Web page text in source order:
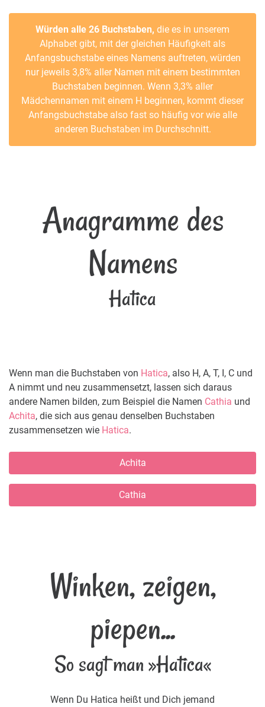
Würden alle 26 Buchstaben, die es in unserem
Alphabet gibt, mit der gleichen Häufigkeit als
Anfangsbuchstabe eines Namens auftreten, würden
nur jeweils 3,8% aller Namen mit einem bestimmten
Buchstaben beginnen. Wenn 3,3% aller
Mädchennamen mit einem H beginnen, kommt dieser
Anfangsbuchstabe also fast so häufig vor wie alle
anderen Buchstaben im Durchschnitt.
Anagramme des
Namens
Hatica
Wenn man die Buchstaben von Hatica, also H, A, T, I, C und
A nimmt und neu zusammensetzt, lassen sich daraus
andere Namen bilden, zum Beispiel die Namen Cathia und
Achita, die sich aus genau denselben Buchstaben
zusammensetzen wie Hatica.
Achita
Cathia
Winken, zeigen,
piepen...
So sagt man »Hatica«
Wenn Du Hatica heißt und Dich jemand